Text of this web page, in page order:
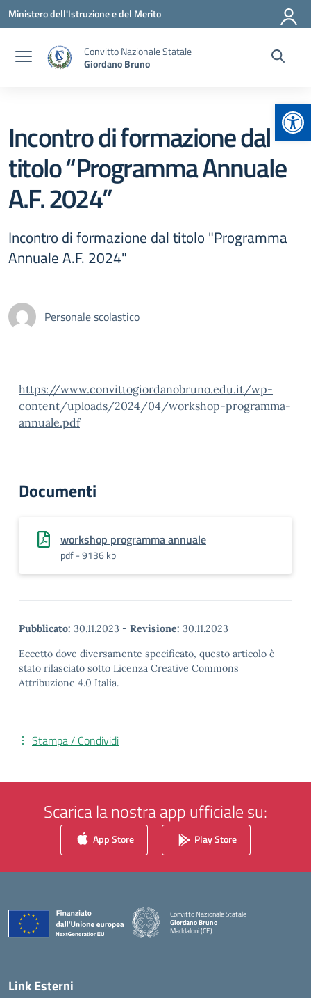
Vai ai contenuti
Vai al menu di navigazione
Vai al footer
Ministero dell'Istruzione e del Merito
Convitto Nazionale Statale
Giordano Bruno
Incontro di formazione dal
titolo “Programma Annuale
A.F. 2024”
Incontro di formazione dal titolo "Programma
Annuale A.F. 2024"
Personale scolastico
https://www.convittogiordanobruno.edu.it/wp-
content/uploads/2024/04/workshop-programma-
annuale.pdf
Documenti
workshop programma annuale
pdf - 9136 kb
Pubblicato: 30.11.2023 - Revisione: 30.11.2023
Eccetto dove diversamente specificato, questo articolo è
stato rilasciato sotto Licenza Creative Commons
Attribuzione 4.0 Italia.
Stampa / Condividi
Scarica la nostra app ufficiale su:
App Store Play Store
Convitto Nazionale Statale
Giordano Bruno
Maddaloni (CE)
Link Esterni